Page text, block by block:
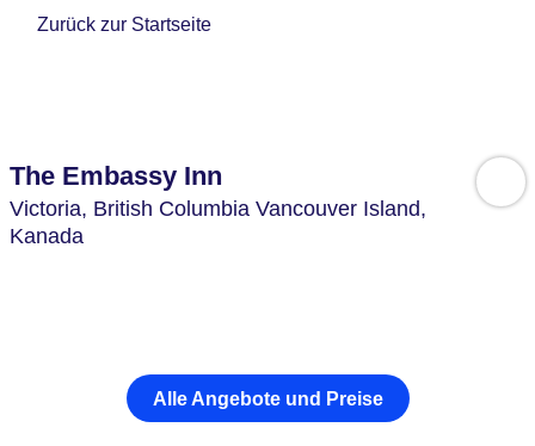
Zurück zur Startseite
The Embassy Inn
Victoria, British Columbia Vancouver Island,
Kanada
Alle Angebote und Preise